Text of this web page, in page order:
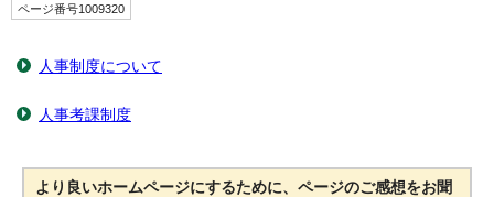
ページ番号1009320
人事制度について
人事考課制度
より良いホームページにするために、ページのご感想をお聞